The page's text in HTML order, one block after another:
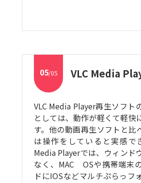
05/05 VLC Media
VLC Media Player再生ソフト
としては、動作が軽くて軽快
す。他の動画再生ソフトと比
は操作をしていると実感で
Media Playerでは、ウィンド
なく、MAC OSや携帯端末
ドにIOSなどマルチぷらっフ